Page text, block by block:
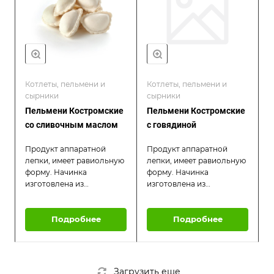
Котлеты, пельмени и
сырники
Пельмени Костромские
со сливочным маслом
Продукт аппаратной
лепки, имеет равиольную
форму. Начинка
изготовлена из
говядина и курица, с
добавлением свежего
чеснока и лука. При варке
начинка образует
начинка сочная, продукт
Подробнее
Котлеты, пельмени и
сырники
Пельмени Костромские
с говядиной
Продукт аппаратной
лепки, имеет равиольную
форму. Начинка
изготовлена из
говядина и курица, с
добавлением свежего
чеснока и лука. При варке
начинка образует
Подробнее
Загрузить еще